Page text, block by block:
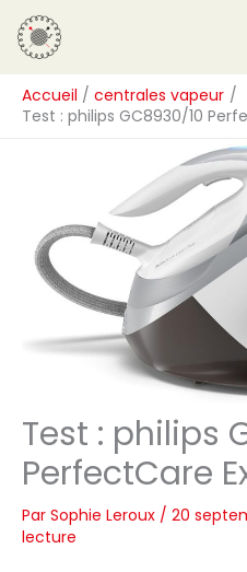
Aller
au
contenu
Accueil
centrales vapeur
Test : philips GC8930/10
Test : philips
PerfectCare
Par Sophie Leroux / 20
lecture
R
e
c
h